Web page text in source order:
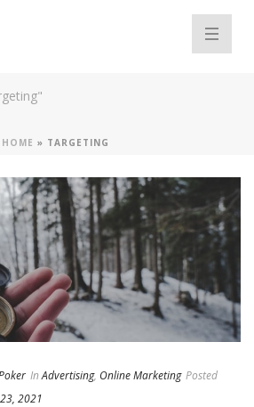
HOME » TARGETING
In Advertising, Online Marketing Posted
2021